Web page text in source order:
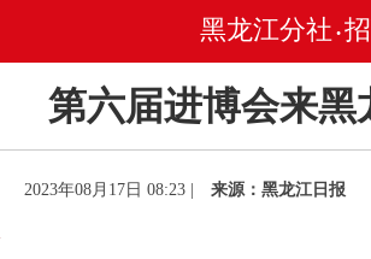
黑龙江分社 •
第六届进博会来黑
2023年08月17日 08:23 | 来源：黑龙江日报